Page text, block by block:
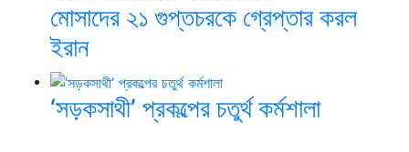
মোসাদের ২১ গুপ্তচরকে গ্রেপ্তার করল
ইরান
‘সড়কসাথী’ প্রকল্পের চতুর্থ কর্মশালা